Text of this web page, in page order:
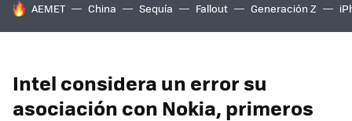
HOY SE HABLA DE
AEMET China Sequía Fallout Generación Z
Intel considera un error su
asociación con Nokia, primeros